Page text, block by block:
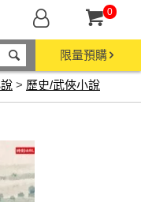
0
限量預購
> 歷史/武俠小說